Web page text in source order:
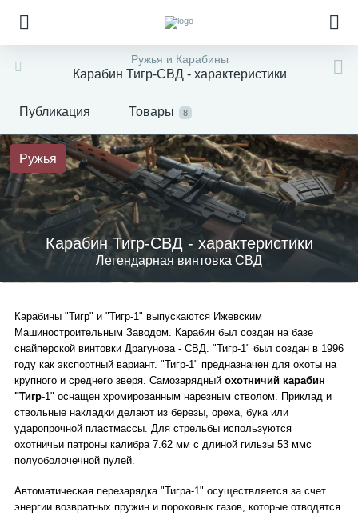
Ружья и Карабины
Карабин Тигр-СВД - характеристики
Публикация Товары 8
Карабин Тигр-СВД - характеристики
Легендарная винтовка СВД
Ружья
Карабины "Тигр" и "Тигр-1" выпускаются Ижевским
Машиностроительным Заводом. Карабин был создан на базе
снайперской винтовки Драгунова - СВД. "Тигр-1" был создан в 1996
году как экспортный вариант. "Тигр-1" предназначен для охоты на
крупного и среднего зверя. Самозарядный охотничий карабин
"Тигр-1" оснащен хромированным нарезным стволом. Приклад и
ствольные накладки делают из березы, ореха, бука или
ударопрочной пластмассы. Для стрельбы используются
охотничьи патроны калибра 7.62 мм с длиной гильзы 53 ммс
полуоболочечной пулей.
Автоматическая перезарядка "Тигра-1" осуществляется за счет
энергии возвратных пружин и пороховых газов, которые отводятся